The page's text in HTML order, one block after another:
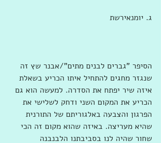
ג. יומנאירשת
הסיפר "גברים לבנים מתים"/אבנר שץ זה
שנגזר מחגים להתחיל איתו הכריע בשאלת
איזה שיר יפתח את הסדרה. למעשה הוא גם
הכריע את המקום השני ודחק לשלישי את
הפרגון והצבעה באלגוריתם של התורנית
שהיא מעריצה. באיזה שהוא מקום זה הכי
שחור שהיה לנו בסביבתנו הלבנבנה